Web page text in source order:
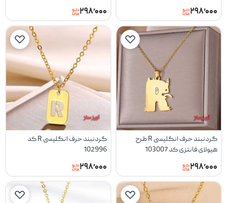
۲۹۸٬۰۰۰ ۲۹۸٬۰۰۰
گردنبند حرف انگلیسی R طرح
هیولای فانتزی کد 103007
۲۹۸٬۰۰۰
گردنبند حرف انگلیسی R کد
102996
۲۹۸٬۰۰۰